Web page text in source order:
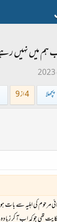
ہم میں نہیں
پچھلا 4 از 9
مرحوم کی اہلیہ سے
تھی جو کہ اب آ کر